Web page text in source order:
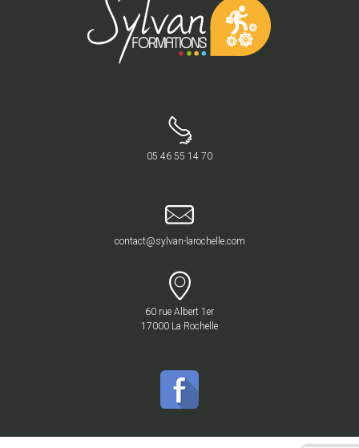
05 46 55 14 70
contact@sylvan-larochelle.com
60 rue Albert 1er
17000 La Rochelle